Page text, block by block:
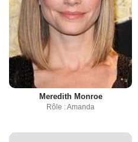
Meredith Monroe
Rôle : Amanda